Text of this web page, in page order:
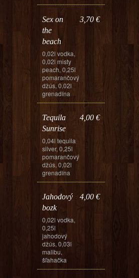
Sex on
the
beach
3,70 €
0,02l vodka,
0,02l misty
peach, 0,25l
pomarančový
džús, 0,02l
grenadína
Tequila
Sunrise
4,00 €
0,04l tequila
silver, 0,25l
pomarančový
džús, 0,02l
grenadína
Jahodový
bozk
4,00 €
0,02l vodka,
0,25l
jahodový
džús, 0,03l
malibu,
šľahačka